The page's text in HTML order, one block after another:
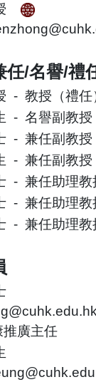
/名譽/禮
- 教授（禮任
- 名譽副教授
- 兼任副教授
- 兼任副教授
- 兼任助理教
- 兼任助理教
- 兼任助理教
推廣主任